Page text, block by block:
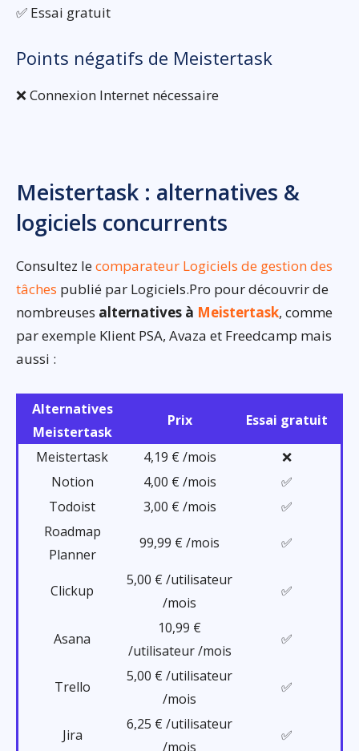
✅ Essai gratuit
Points négatifs de Meistertask
❌ Connexion Internet nécessaire
Meistertask : alternatives &
logiciels concurrents
Consultez lecomparateur Logiciels de gestion des
tâches publié par Logiciels.Pro pour découvrir de
nombreuses alternatives à Meistertask, comme
par exemple Klient PSA, Avaza et Freedcamp mais
aussi :
Alternatives
Meistertask
Prix Essai gratuit
Meistertask 4,19 € /mois
❌
Notion
4,00 € /mois
✅
Todoist
3,00 € /mois
✅
Roadmap
Planner
99,99 € /mois ✅
Clickup
5,00 € /utilisateur
/mois
✅
Asana
10,99 €
/utilisateur /mois
✅
Trello
5,00 € /utilisateur
/mois
✅
Jira
6,25 € /utilisateur
/mois
✅